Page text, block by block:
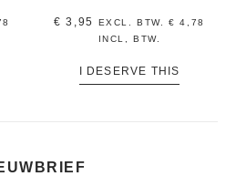
€ 3,95 EXCL. BTW.€ 4,78
INCL, BTW.
I DESERVE THIS